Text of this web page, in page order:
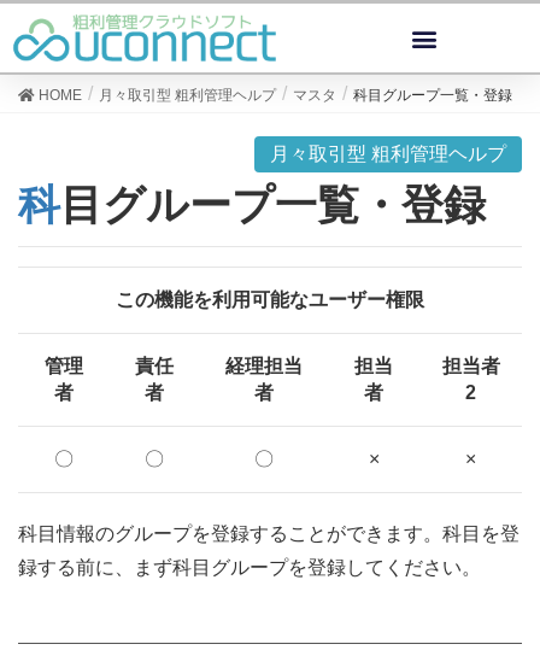
HOME 月々取引型 粗利管理ヘルプ マスタ 科目グループ一覧・登録
月々取引型 粗利管理ヘルプ
科目グループ一覧・登録
この機能を利用可能なユーザー権限
管理
者
責任
者
経理担当
者
担当
者
担当者
2
〇 〇 〇 × ×
科目情報のグループを登録することができます。科目を登
録する前に、まず科目グループを登録してください。